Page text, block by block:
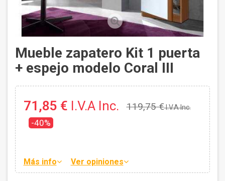
Mueble zapatero Kit 1 puerta
+ espejo modelo Coral III
71,85 € I.V.A Inc. 119,75 €I.V.A Inc.
-40%
Más info Ver opiniones